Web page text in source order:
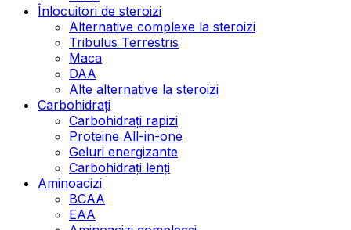
Înlocuitori de steroizi
Alternative complexe la steroizi
Tribulus Terrestris
Maca
DAA
Alte alternative la steroizi
Carbohidrați
Carbohidrați rapizi
Proteine All-in-one
Geluri energizante
Carbohidrați lenți
Aminoacizi
BCAA
EAA